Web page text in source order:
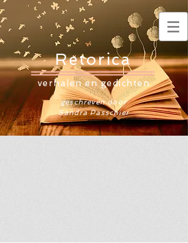
Retorica
verhalen en gedichten
geschreven door
Sandra Passchier